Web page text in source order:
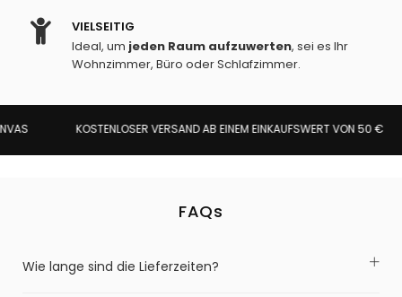
VIELSEITIG
Ideal, um jeden Raum aufzuwerten, sei es Ihr
Wohnzimmer, Büro oder Schlafzimmer.
KOSTENLOSER VERSAND AB EINEM EINKAUFSWERT VON 50 €
FAQs
Wie lange sind die Lieferzeiten?